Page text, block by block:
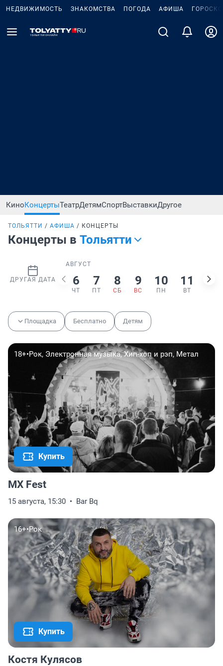
НЕДВИЖИМОСТЬ ЗНАКОМСТВА ПОГОДА АФИША
КиноКонцертыТеатрДетямСпортВыставкиДругое
ТОЛЬЯТТИ АФИША КОНЦЕРТЫ
Концерты в Тольятти
ДРУГАЯ ДАТА
АВГУСТ
6
ЧТ
7
ПТ
8
СБ
9
ВС
10
ПН
11
ВТ
12
Площадка Бесплатно Детям
18+•Рок, Электронная музыка, Хип-хоп и рэп, Метал
Купить
MX Fest
15 августа, 15:30 Bar Bq
16+•Рок
Купить
Костя Кулясов